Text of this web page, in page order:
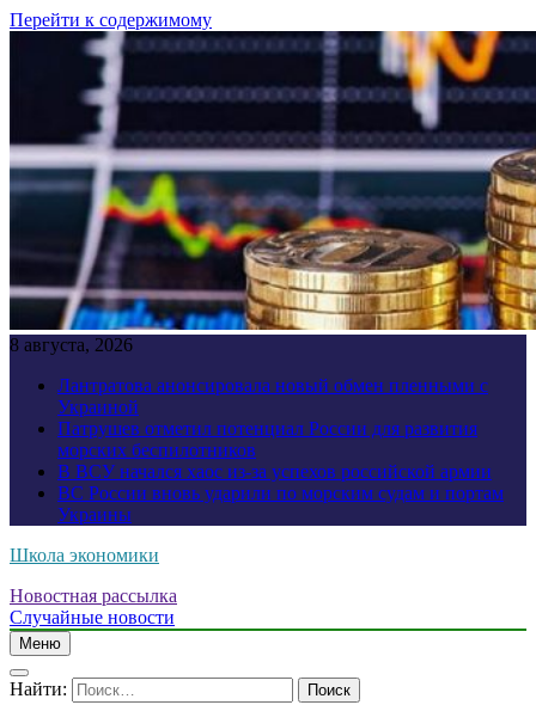
Перейти к содержимому
8 августа, 2026
Лантратова анонсировала новый обмен пленными с
Украиной
Патрушев отметил потенциал России для развития
морских беспилотников
В ВСУ начался хаос из-за успехов российской армии
ВС России вновь ударили по морским судам и портам
Украины
Школа экономики
Новостная рассылка
Случайные новости
Меню
Найти: